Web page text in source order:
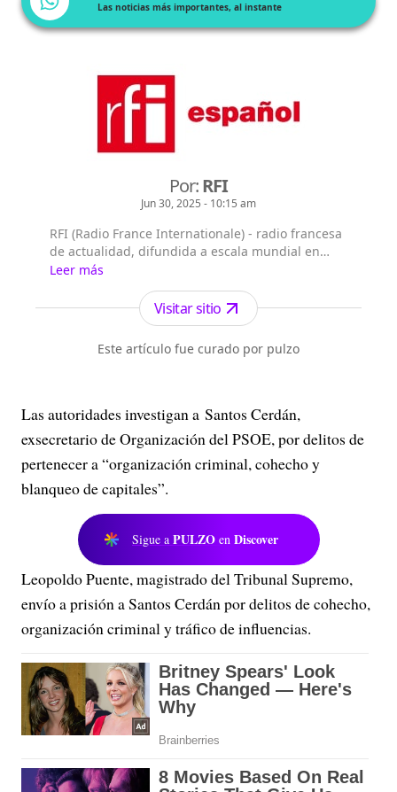
Las noticias más importantes, al instante
Por:RFI
Jun 30, 2025 - 10:15 am
RFI (Radio France Internationale) - radio francesa
de actualidad, difundida a escala mundial en
francés y en 15 idiomas más*, mediante 156
repetidores de FM en ondas medias y cortas en
una treintena de satélites a destino de los cinco
continentes, en Internet y en aplicaciones
conectadas, que cuenta con más de 2.000 radios
asociadas que emiten sus progra...
Leer más
Visitar sitio
Este artículo fue curado por pulzo
Las autoridades investigan a Santos Cerdán,
exsecretario de Organización del PSOE, por delitos de
pertenecer a “organización criminal, cohecho y
blanqueo de capitales”.
Sigue a PULZO en Discover
Leopoldo Puente, magistrado del Tribunal Supremo,
envío a prisión a Santos Cerdán por delitos de cohecho,
organización criminal y tráfico de influencias.